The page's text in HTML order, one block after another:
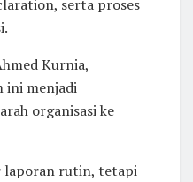
serta proses
Kurnia,
ini menjadi
organisasi ke
laporan rutin, tetapi